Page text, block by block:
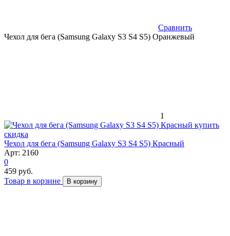
Сравнить
Чехол для бега (Samsung Galaxy S3 S4 S5) Оранжевый
1
скидка
Чехол для бега (Samsung Galaxy S3 S4 S5) Красный
Арт: 2160
0
459 руб.
Товар в корзине
В корзину